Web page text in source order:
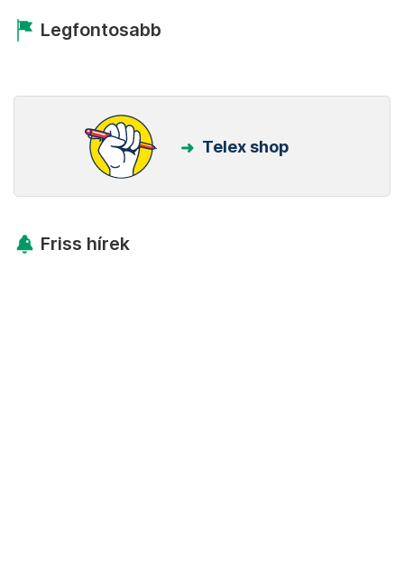
Legfontosabb
Telex shop
Friss hírek